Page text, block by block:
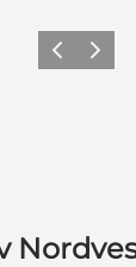
ForrigeNeste